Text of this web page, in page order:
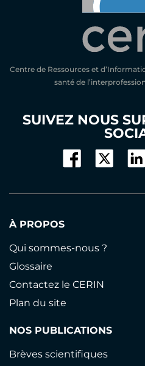
Centre de Ressources et
santé de
SUIVEZ NOUS
À PROPOS
Qui sommes-nous ?
Glossaire
Contactez le CERIN
Plan du site
NOS PUBLICATIONS
Brèves scientifiques